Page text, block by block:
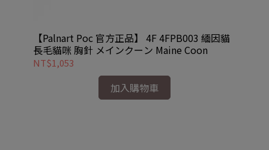
【Palnart Poc 官方正品】 4F 4FPB003 緬因貓
長毛貓咪 胸針 メインクーン Maine Coon
NT$1,053
加入購物車